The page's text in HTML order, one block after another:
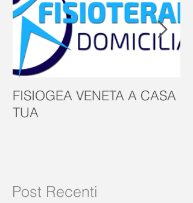
FISIOGEA VENETA A CASA
TUA
Post Recenti